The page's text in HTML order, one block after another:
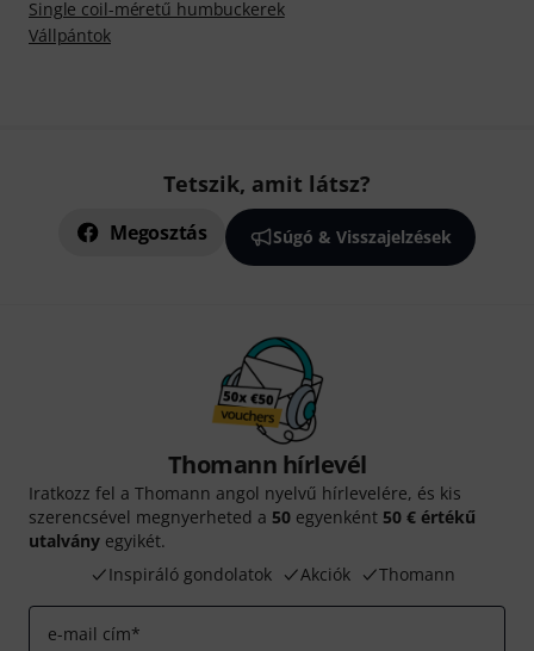
Single coil-méretű humbuckerek
Vállpántok
Tetszik, amit látsz?
Megosztás Súgó & Visszajelzések
Thomann hírlevél
Iratkozz fel a Thomann angol nyelvű hírlevelére, és kis
szerencsével megnyerheted a 50 egyenként 50 € értékű
utalvány egyikét.
Inspiráló gondolatok
Akciók Thomann
e-mail cím*